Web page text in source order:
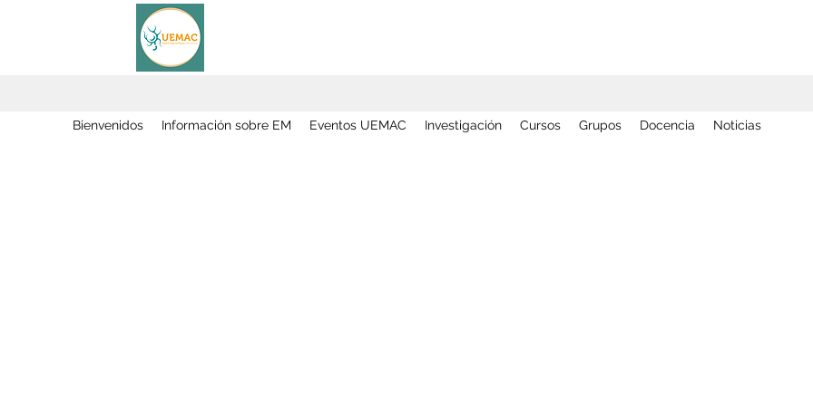
Bienvenidos Información sobre EM Eventos UEMAC Investigación Cursos Grupos Docencia Noticias